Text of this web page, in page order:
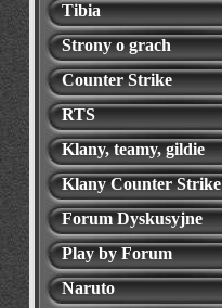
Tibia
Strony o grach
Counter Strike
RTS
Klany, teamy, gildie
Klany Counter Strike
Forum Dyskusyjne
Play by Forum
Naruto